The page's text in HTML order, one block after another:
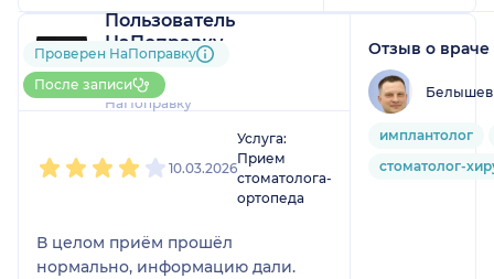
Пользователь
НаПоправку
8 отзывови1 оценка
Больше 30 записей через
НаПоправку
Проверен НаПоправку
После записи
10.03.2026
Услуга:
Прием
стоматолога-
ортопеда
В целом приём прошёл
нормально, информацию дали.
Отзыв о враче
Белышев
имплантолог
стоматолог-